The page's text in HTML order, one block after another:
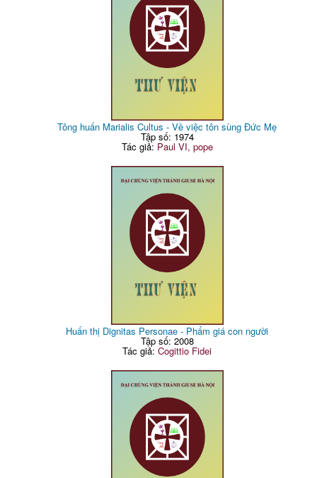
Tông huấn Marialis Cultus - Về việc tôn sùng Đức Mẹ
Tập số: 1974
Tác giả: Paul VI, pope
Huấn thị Dignitas Personae - Phẩm giá con người
Tập số: 2008
Tác giả:Cogittio Fidei